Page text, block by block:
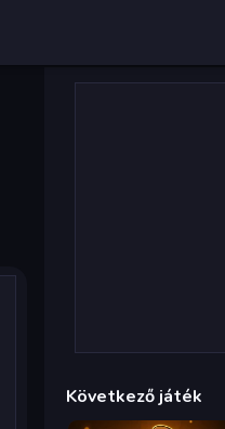
Következő játék